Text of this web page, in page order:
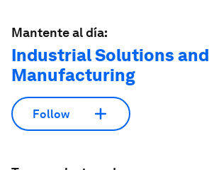
Mantente al día:
Industrial Solutions and
Manufacturing
Follow